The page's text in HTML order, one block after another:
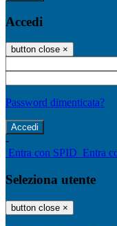
Accedi
button close ×
Password dimenticata?
-
Entra con SPID Entra
Seleziona utente
button close ×